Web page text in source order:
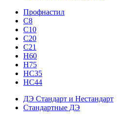
Профнастил
С8
С10
С20
С21
H60
H75
HС35
НС44
ДЭ Стандарт и Нестандарт
Стандартные ДЭ